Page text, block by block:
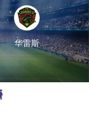
华雷斯